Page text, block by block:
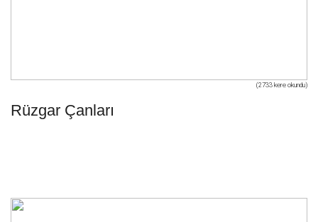
(2733 kere okundu)
Rüzgar Çanları